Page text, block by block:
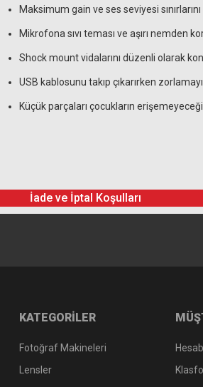
Maksimum gain ve ses seviyesi sınırlarını
Mikrofona sıvı teması ve aşırı nemden
Shock mount vidalarını düzenli olarak
USB kablosunu takıp çıkarırken
Küçük parçaları çocukların
İade ve İptal Koşulları
KATEGORİLER
Fotoğraf Makineleri
Lensler